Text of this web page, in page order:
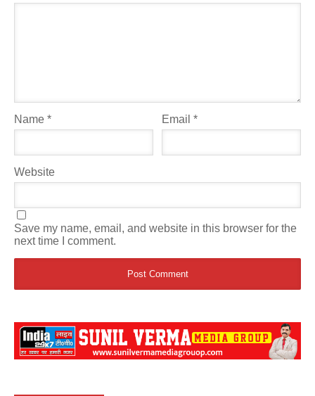
Name * Email*
Website
Save my name, email, and website in this browser for the
next time I comment.